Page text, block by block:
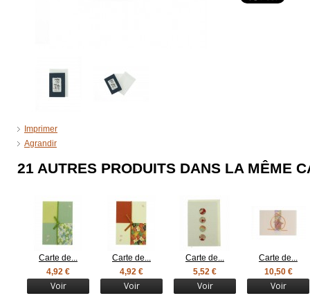
Imprimer
Agrandir
21 AUTRES PRODUITS DANS LA MÊME
Carte de...
4,92 €
Voir
Carte de...
4,92 €
Voir
Carte de...
5,52 €
Voir
Carte de...
10,50 €
Voir